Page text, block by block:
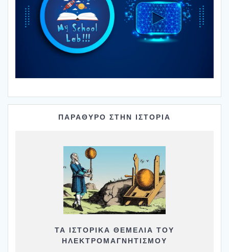
ΠΑΡΑΘΥΡΟ ΣΤΗΝ ΙΣΤΟΡΙΑ
ΤΑ ΙΣΤΟΡΙΚΆ ΘΕΜΈΛΙΑ ΤΟΥ
ΗΛΕΚΤΡΟΜΑΓΝΗΤΙΣΜΟΎ